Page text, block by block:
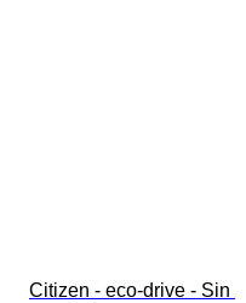
Citizen - eco-drive - Sin